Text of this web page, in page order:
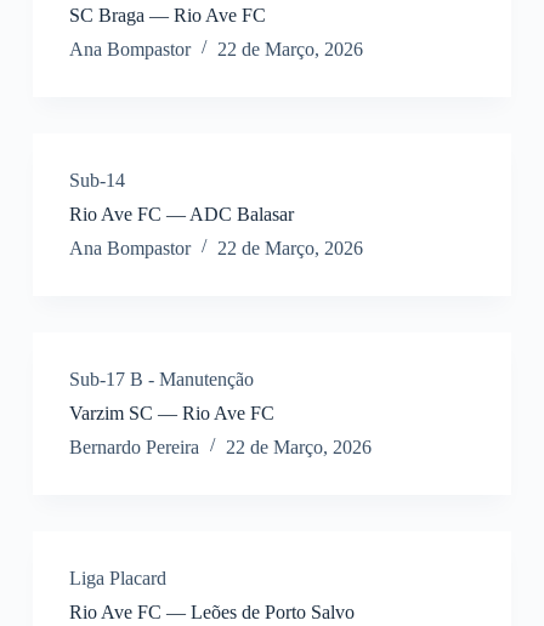
SC Braga — Rio Ave FC
Ana Bompastor
22 de Março, 2026
Sub-14
Rio Ave FC — ADC Balasar
Ana Bompastor
22 de Março, 2026
Sub-17 B - Manutenção
Varzim SC — Rio Ave FC
Bernardo Pereira
22 de Março, 2026
Liga Placard
Rio Ave FC — Leões de Porto Salvo